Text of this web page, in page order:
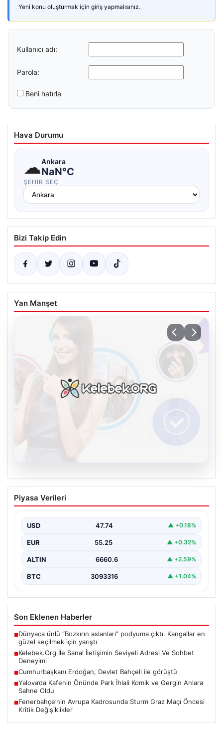
Yeni konu oluşturmak için giriş yapmalısınız.
Kullanıcı adı:
Parola:
Beni hatırla
Hava Durumu
☁Ankara
NaN°C
ŞEHIR SEÇ
Bizi Takip Edin
Yan Manşet
Kelebek.Org İle Sanal İletişimin Seviyeli
Adresi Ve Sohbet Deneyimi
sağlaması ciddi bir önem taşımaktadır. Günümüzde
çeşitli…
Piyasa Verileri
USD 47.74 ▲ +0.18%
EUR 55.25 ▲ +0.32%
ALTIN 6660.6 ▲ +2.59%
BTC 3093316 ▲ +1.04%
Son Eklenen Haberler
■Dünyaca ünlü “Bozkırın aslanları” podyuma çıktı. Kangallar en
güzel seçilmek için yarıştı
■Kelebek.Org İle Sanal İletişimin Seviyeli Adresi Ve Sohbet
Deneyimi
■Cumhurbaşkanı Erdoğan, Devlet Bahçeli ile görüştü
■Yalova’da Kafenin Önünde Park İhlali Komik ve Gergin Anlara
Sahne Oldu
■Fenerbahçe’nin Avrupa Kadrosunda Sturm Graz Maçı Öncesi
Kritik Değişiklikler